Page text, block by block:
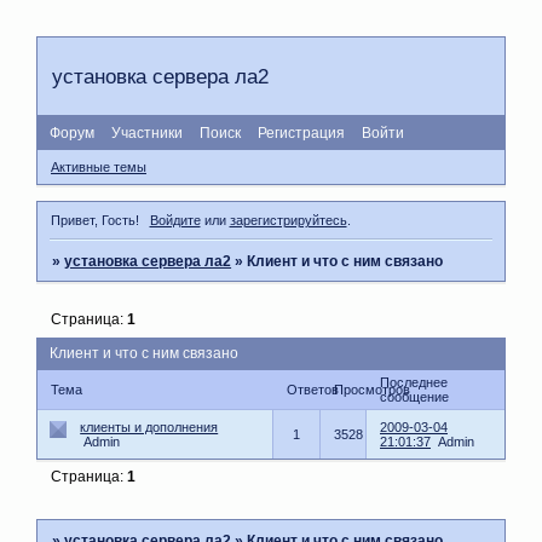
установка сервера ла2
Форум Участники Поиск Регистрация Войти
Активные темы
Привет, Гость! Войдитеили зарегистрируйтесь.
»установка сервера ла2 »Клиент и что с ним связано
Клиент и что с ним связано
Страница:1
Тема ОтветовПросмотровПоследнее
сообщение
клиенты и дополнения
Admin
1 3528
2009-03-04
21:01:37 Admin
Страница:1